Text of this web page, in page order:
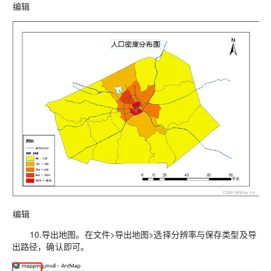
编辑
编辑
10.导出地图。 在文件>导出地图>选择分辨率与保存类型及导
出路径，确认即可。